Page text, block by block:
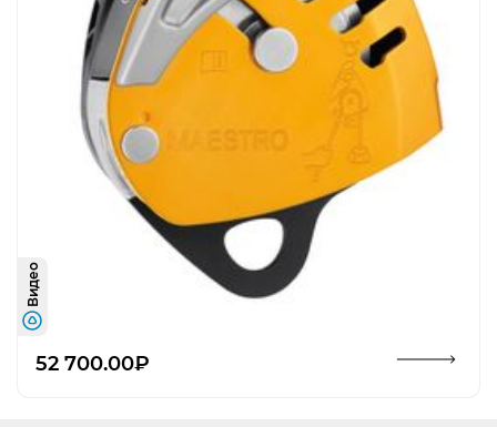
Видео
52 700.00₽